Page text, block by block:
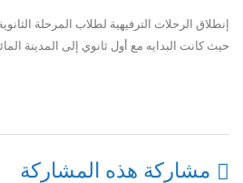
إنطلاق الرحلات الترفيهية لطلاب المرحلة
حيث كانت البدايه مع أول ثانوي إلى المدينة
مشاركة هذه المشاركة